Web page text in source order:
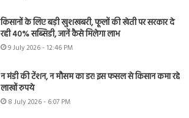
किसानों के लिए बड़ी खुशखबरी, फूलों की खेती पर सरकार दे
रही 40% सब्सिडी, जानें कैसे मिलेगा लाभ
9 July 2026 - 12:46 PM
न मंडी की टेंशन, न मौसम का डर! इस फसल से किसान कमा रहे
लाखों रुपये
8 July 2026 - 6:07 PM